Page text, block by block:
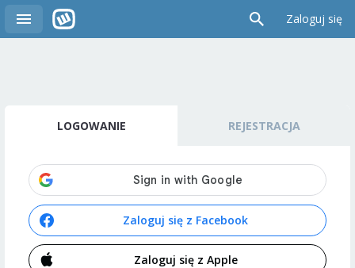
Zaloguj się
LOGOWANIE REJESTRACJA
Zaloguj się z Facebook
Zaloguj się z Apple